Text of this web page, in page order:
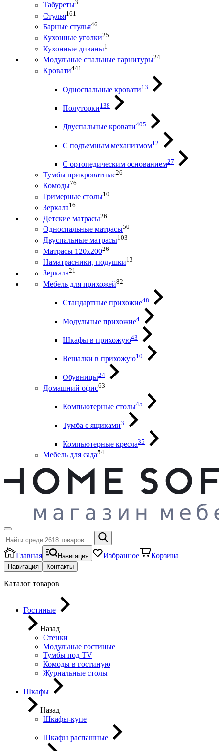
Табуреты3
Стулья161
Барные стулья46
Кухонные уголки25
Кухонные диваны1
Модульные спальные гарнитуры24
Кровати441
Односпальные кровати13
Полуторки138
Двуспальные кровати405
С подъемным механизмом12
С ортопедическим основанием27
Тумбы прикроватные26
Комоды76
Гримерные столы10
Зеркала16
Детские матрасы26
Односпальные матрасы50
Двуспальные матрасы103
Матрасы 120х20026
Наматрасники, подушки13
Зеркала21
Мебель для прихожей82
Стандартные прихожие48
Модульные прихожие4
Шкафы в прихожую43
Вешалки в прихожую10
Обувницы24
Домашний офис63
Компьютерные столы45
Тумба с ящиками3
Компьютерные кресла35
Мебель для сада54
Главная Навигация Избранное Корзина
Навигация Контакты
Каталог товаров
Гостиные
Назад
Стенки
Модульные гостиные
Тумбы под ТV
Комоды в гостиную
Журнальные столы
Шкафы
Назад
Шкафы-купе
Шкафы распашные